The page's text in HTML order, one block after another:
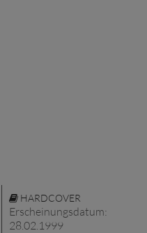
HARDCOVER
Erscheinungsdatum:
28.02.1999